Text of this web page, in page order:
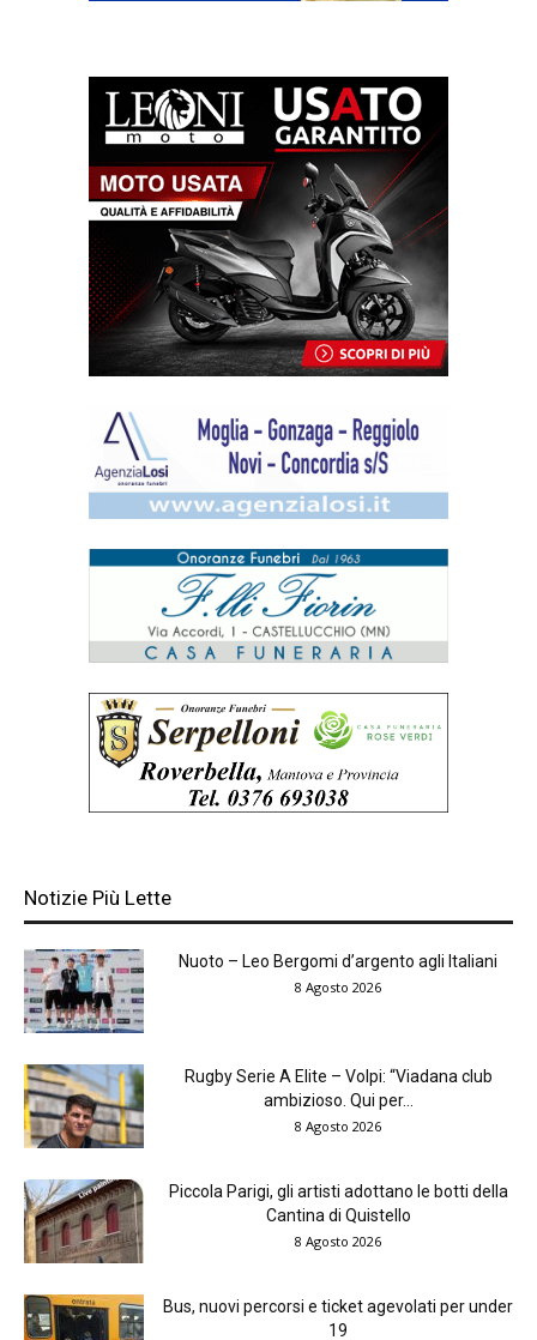
Notizie Più Lette
Nuoto – Leo Bergomi d’argento agli Italiani
8 Agosto 2026
Rugby Serie A Elite – Volpi: “Viadana club
ambizioso. Qui per...
8 Agosto 2026
Piccola Parigi, gli artisti adottano le botti della
Cantina di Quistello
8 Agosto 2026
Bus, nuovi percorsi e ticket agevolati per under
19